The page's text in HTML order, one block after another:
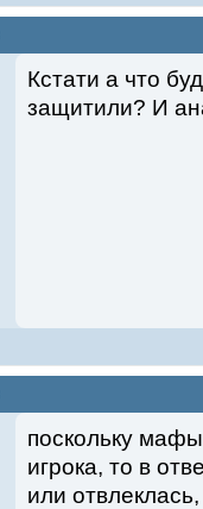
Кстати а что
защитили? И
поскольку
игрока, то в
или